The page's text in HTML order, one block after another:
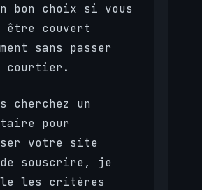
bon choix si vous
être couvert
sans passer
courtier.
cherchez un
pour
votre site
souscrire, je
les critères